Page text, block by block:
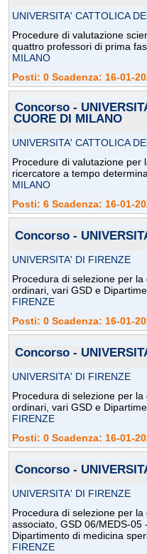
UNIVERSITA' CATTOLICA
Procedure di valutazione
quattro professori di prima
MILANO
Posti: 0 Scadenza: 16-01-
Concorso -
CUORE DI MILANO
UNIVERSITA' CATTOLICA
Procedure di valutazione per
ricercatore a tempo
MILANO
Posti: 6 Scadenza: 16-01-
Concorso -
UNIVERSITA' DI FIRENZE
Procedura di selezione per
ordinari, vari GSD e
FIRENZE
Posti: 0 Scadenza: 16-01-
Concorso -
UNIVERSITA' DI FIRENZE
Procedura di selezione per
ordinari, vari GSD e
FIRENZE
Posti: 0 Scadenza: 16-01-
Concorso -
UNIVERSITA' DI FIRENZE
Procedura di selezione per
associato, GSD 06/MEDS-
Dipartimento di medicina
FIRENZE